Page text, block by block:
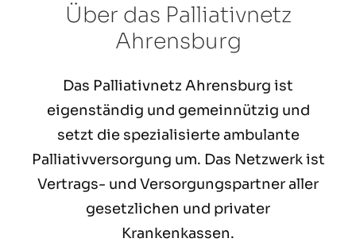
Über das Palliativnetz
Ahrensburg
Das Palliativnetz Ahrensburg ist
eigenständig und gemeinnützig und
setzt die spezialisierte ambulante
Palliativversorgung um. Das Netzwerk ist
Vertrags- und Versorgungspartner aller
gesetzlichen und privater
Krankenkassen.